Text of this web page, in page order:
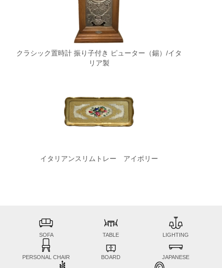
クラシック置時計 振り子付き ピューター（錫）/イタ
リア製
イタリアンスリムトレー アイボリー
SOFA TABLE LIGHTING
PERSONAL CHAIR BOARD JAPANESE